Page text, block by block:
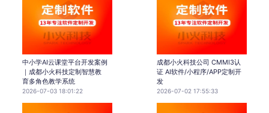
中小学AI云课堂平台开发案例
｜成都小火科技定制智慧教
育多角色教学系统
2026-07-03 18:01:22
成都小火科技公司 CMMI3认
证 AI软件/小程序/APP定制开
发
2026-07-02 17:55:33